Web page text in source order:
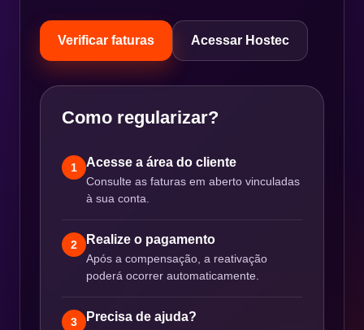
Verificar faturas Acessar Hostec
Como regularizar?
1 Acesse a área do cliente
Consulte as faturas em aberto vinculadas
à sua conta.
2 Realize o pagamento
Após a compensação, a reativação
poderá ocorrer automaticamente.
3 Precisa de ajuda?